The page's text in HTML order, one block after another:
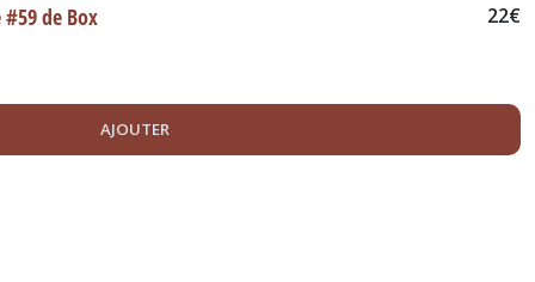
#59 de Box 22€
AJOUTER